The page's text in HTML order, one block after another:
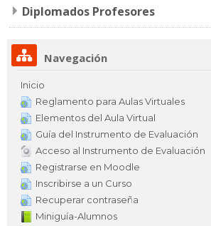
cursos
Diplomados Profesores
Navegación
Inicio
Reglamento para Aulas Virtuales
Elementos del Aula Virtual
Guía del Instrumento de Evaluación
Acceso al Instrumento de Evaluación
Registrarse en Moodle
Inscribirse a un Curso
Recuperar contraseña
Miniguía-Alumnos